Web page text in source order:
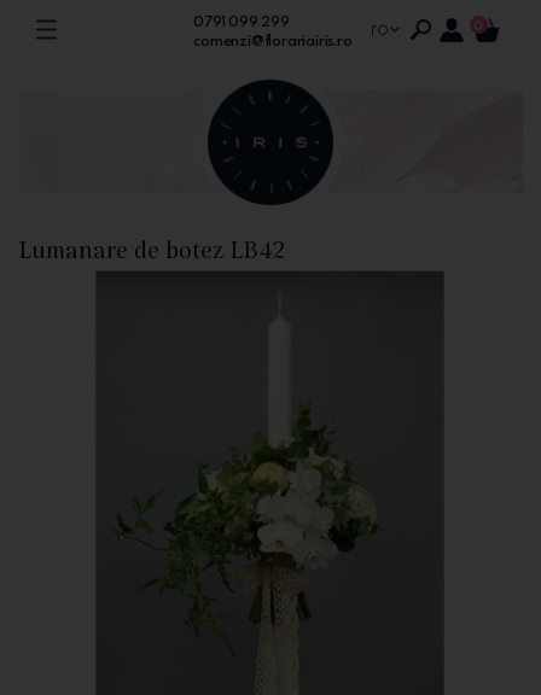
0791 099 299
comenzi@florariairis.ro
ro 0
Lumanare de botez LB42